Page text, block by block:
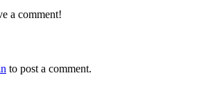
a comment!
to post a comment.